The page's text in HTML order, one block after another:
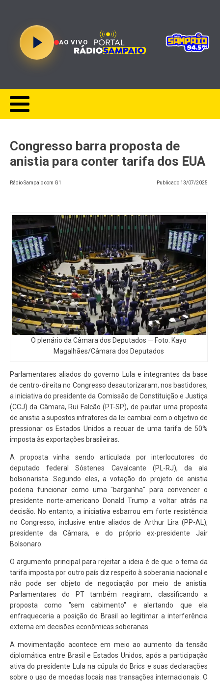
AO VIVO
Congresso barra proposta de
anistia para conter tarifa dos EUA
Rádio Sampaio com G1 Publicado 13/07/2025
O plenário da Câmara dos Deputados — Foto: Kayo
Magalhães/Câmara dos Deputados
Parlamentares aliados do governo Lula e integrantes da base
de centro-direita no Congresso desautorizaram, nos bastidores,
a iniciativa do presidente da Comissão de Constituição e Justiça
(CCJ) da Câmara, Rui Falcão (PT-SP), de pautar uma proposta
de anistia a supostos infratores da lei cambial com o objetivo de
pressionar os Estados Unidos a recuar de uma tarifa de 50%
imposta às exportações brasileiras.
A proposta vinha sendo articulada por interlocutores do
deputado federal Sóstenes Cavalcante (PL-RJ), da ala
bolsonarista. Segundo eles, a votação do projeto de anistia
poderia funcionar como uma "barganha" para convencer o
presidente norte-americano Donald Trump a voltar atrás na
decisão. No entanto, a iniciativa esbarrou em forte resistência
no Congresso, inclusive entre aliados de Arthur Lira (PP-AL),
presidente da Câmara, e do próprio ex-presidente Jair
Bolsonaro.
O argumento principal para rejeitar a ideia é de que o tema da
tarifa imposta por outro país diz respeito à soberania nacional e
não pode ser objeto de negociação por meio de anistia.
Parlamentares do PT também reagiram, classificando a
proposta como "sem cabimento" e alertando que ela
enfraqueceria a posição do Brasil ao legitimar a interferência
externa em decisões econômicas soberanas.
A movimentação acontece em meio ao aumento da tensão
diplomática entre Brasil e Estados Unidos, após a participação
ativa do presidente Lula na cúpula do Brics e suas declarações
sobre o uso de moedas locais nas transações internacionais. O